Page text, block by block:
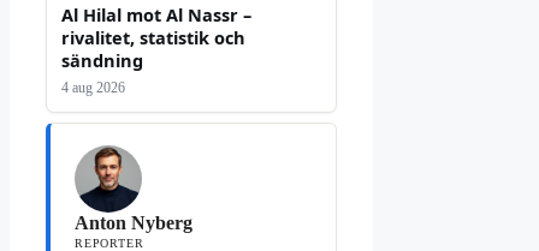
Al Hilal mot Al Nassr –
rivalitet, statistik och
sändning
4 aug 2026
Anton Nyberg
REPORTER